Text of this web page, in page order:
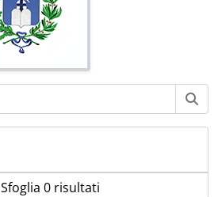
Sfoglia 0 risultati